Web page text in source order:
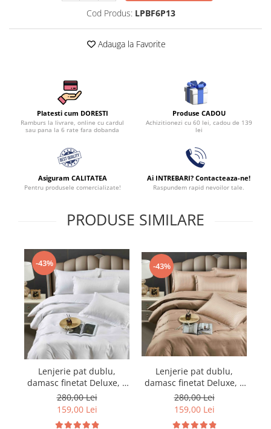
Lenjerii Damasc Egiptean King Size
Lenjerii De Pat, Finet Premium, 1
Lenjerii De Pat, Imprimeu 3D, 1
Cod Produs: LPBF6P13
Adauga la Favorite
Platesti cum DORESTI
Ramburs la livrare, online cu cardul
sau pana la 6 rate fara dobanda
Produse CADOU
Achizitionezi cu 60 lei, cadou de 139
lei
Asiguram CALITATEA
Pentru produsele comercializate!
Ai INTREBARI? Contacteaza-ne!
Raspundem rapid nevoilor tale.
PRODUSE SIMILARE
-43%
Lenjerie pat dublu,
damasc finetat Deluxe, 6
piese, cearceaf pat cu
elastic, Alb
280,00 Lei
159,00 Lei
-43%
Lenjerie pat dublu,
damasc finetat Deluxe, 6
piese, cearceaf pat cu
elastic, Maro
280,00 Lei
159,00 Lei